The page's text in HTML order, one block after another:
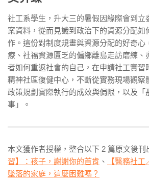
社工系學生，升大三的暑假因緣際會到立
案資料，從而見識到政治下的資源分配如
作。這份對制度規畫與資源分配的好奇心
療、社福資源匱乏的偏鄉離島走訪磨練、
者如何重返社會的自己，在申請社工實習
精神社區復健中心，不斷從實務現場觀察
政策規劃實際執行的成效與侷限，以及「
事」。
本文獲作者授權，整合以下 2 篇原文後刊
習】：孩子，謝謝你的首肯 、
【醫務社
墜落的家庭，這麼困難嗎？